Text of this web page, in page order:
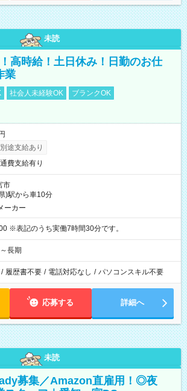
未読
高時給！土日休み！日勤のお仕
業
社会人未経験OK
ブランクOK
途支給あり
費支給有り
市
)駅から車10分
ーカー
8:30～17:00 ※表記のうち実働7時間30分です。
長期
/ 履歴書不要 / 電話対応なし / パソコンスキル不要
応募する 詳細へ
未読
募集／Amazon直雇用！◎夜